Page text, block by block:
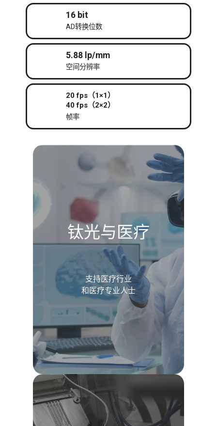
16 bit
AD转换位数
5.88 lp/mm
空间分辨率
20 fps（1×1）
40 fps（2×2）
帧率
钛光与医疗
支持医疗行业
和医疗专业人士